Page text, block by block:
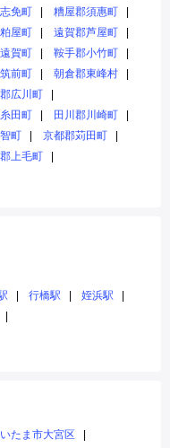
免町
糟屋郡須惠町
屋町
遠賀郡芦屋町
賀町
鞍手郡小竹町
前町
朝倉郡東峰村
広川町
田町
田川郡川崎町
町
京都郡苅田町
上毛町
行橋駅
姪浜駅
たま市大宮区